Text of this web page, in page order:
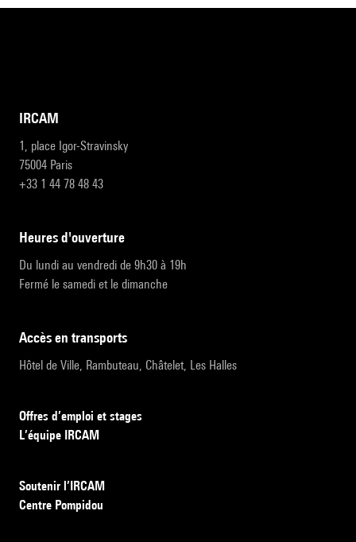
IRCAM
1, place Igor-Stravinsky
75004 Paris
+33 1 44 78 48 43
heures d'ouverture
Du lundi au vendredi de 9h30 à 19h
Fermé le samedi et le dimanche
accès en transports
Hôtel de Ville, Rambuteau, Châtelet, Les Halles
Offres d’emploi et stages
L’équipe IRCAM
Soutenir l’IRCAM
Centre Pompidou